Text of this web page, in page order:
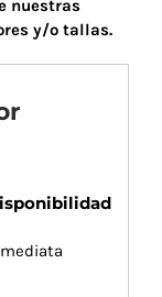
nuestras
y/o tallas.